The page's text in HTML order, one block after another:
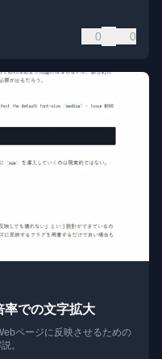
0 0
での文字拡大
ページに反映させるための
。